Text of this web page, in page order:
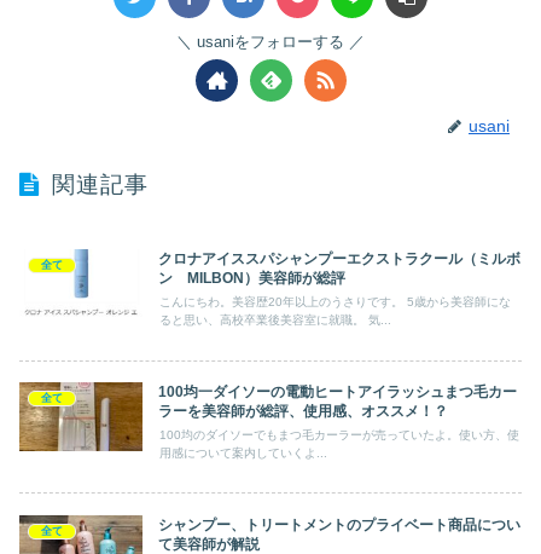
usaniをフォローする
usani
関連記事
全て
クロナアイススパシャンプーエクストラクール（ミルボ
ン MILBON）美容師が総評
こんにちわ。美容歴20年以上のうさりです。 5歳から美容師にな
ると思い、高校卒業後美容室に就職。 気...
全て
100均一ダイソーの電動ヒートアイラッシュまつ毛カー
ラーを美容師が総評、使用感、オススメ！？
100均のダイソーでもまつ毛カーラーが売っていたよ。使い方、使
用感について案内していくよ...
全て
シャンプー、トリートメントのプライベート商品につい
て美容師が解説